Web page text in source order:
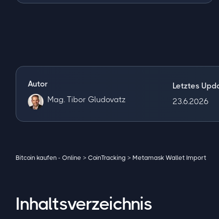
Autor
Mag. Tibor Gludovatz
Letztes
23.6.2026
Bitcoin kaufen - Online > CoinTracking > Metamask Wallet Import
Inhaltsverzeichnis